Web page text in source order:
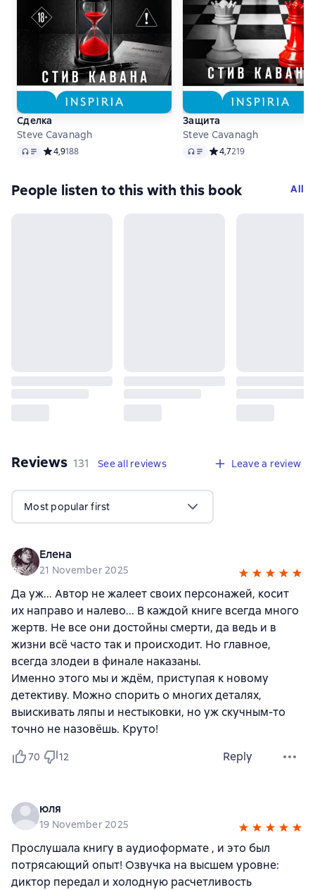
Сделка
Steve Cavanagh
Audio Средний рейтинг 4,9 на основе 188 оценок
4,9188
Защита
Steve Cavanagh
Audio Средний рейтинг 4,7 на
4,7219
People listen to this with this book All
Reviews 131 reviews
131 See all reviews Leave a review
Most popular first
Елена
21 November 2025
Да уж... Автор не жалеет своих персонажей, косит
их направо и налево... В каждой книге всегда много
жертв. Не все они достойны смерти, да ведь и в
жизни всё часто так и происходит. Но главное,
всегда злодеи в финале наказаны.
Именно этого мы и ждём, приступая к новому
детективу. Можно спорить о многих деталях,
выискивать ляпы и нестыковки, но уж скучным-то
точно не назовёшь. Круто!
70 12 Reply
юля
19 November 2025
Прослушала книгу в аудиоформате , и это был
потрясающий опыт! Озвучка на высшем уровне:
диктор передал и холодную расчетливость